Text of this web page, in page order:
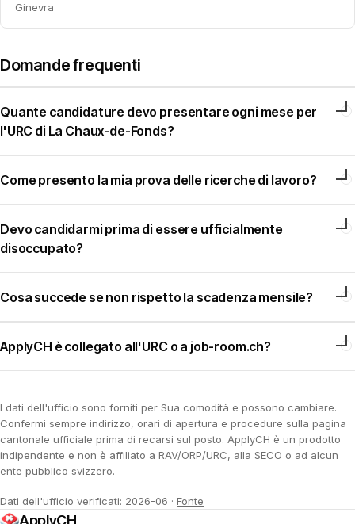
Ginevra
Domande frequenti
Quante candidature devo presentare ogni mese per
l'URC di La Chaux-de-Fonds?
Come presento la mia prova delle ricerche di lavoro?
Devo candidarmi prima di essere ufficialmente
disoccupato?
Cosa succede se non rispetto la scadenza mensile?
ApplyCH è collegato all'URC o a job-room.ch?
I dati dell'ufficio sono forniti per Sua comodità e possono cambiare.
Confermi sempre indirizzo, orari di apertura e procedure sulla pagina
cantonale ufficiale prima di recarsi sul posto. ApplyCH è un prodotto
indipendente e non è affiliato a RAV/ORP/URC, alla SECO o ad alcun
ente pubblico svizzero.
Dati dell'ufficio verificati: 2026-06 · Fonte
ApplyCH